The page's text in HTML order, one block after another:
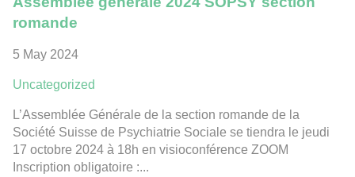
romande
5 May 2024
Uncategorized
L’Assemblée Générale de la section romande de la
Société Suisse de Psychiatrie Sociale se tiendra le jeudi
17 octobre 2024 à 18h en visioconférence ZOOM
Inscription obligatoire :...